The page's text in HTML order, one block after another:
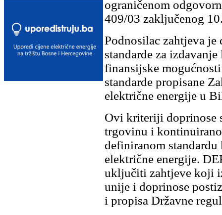
ograničenom
409/03 zaključenog
Podnosilac zahtjeva
standarde za
finansijske
standarde propisane
električne energije u
Ovi kriteriji doprinose
trgovinu i
definiranom
električne energije.
uključiti zahtjeve koji
unije i doprinose
i propisa Državne